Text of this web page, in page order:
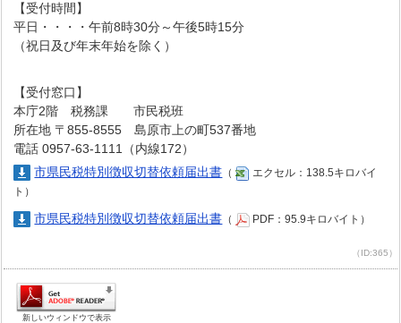
【受付時間】
平日・・・・午前8時30分～午後5時15分
（祝日及び年末年始を除く）
【受付窓口】
本庁2階 税務課 市民税班
所在地 〒855-8555 島原市上の町537番地
電話 0957-63-1111（内線172）
市県民税特別徴収切替依頼届出書 （
エクセル：138.5キロバイ
ト）
市県民税特別徴収切替依頼届出書 （ PDF：95.9キロバイト）
（ID:365）
新しいウィンドウで表示